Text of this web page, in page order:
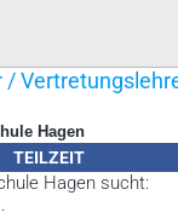
Hagen
TEILZEIT
Hagen sucht: